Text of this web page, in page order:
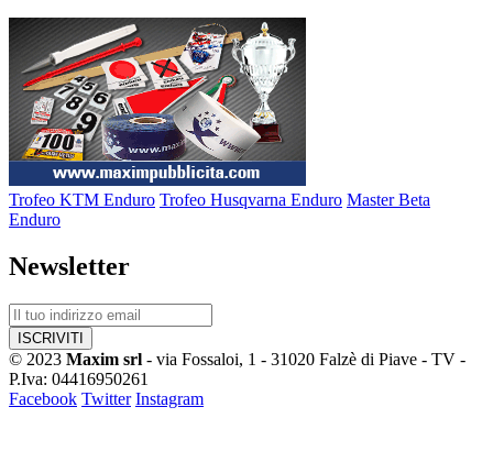
Trofeo KTM Enduro Trofeo Husqvarna Enduro Master Beta
Enduro
Newsletter
© 2023 Maxim srl - via Fossaloi, 1 - 31020 Falzè di Piave - TV -
P.Iva: 04416950261
Facebook Twitter Instagram